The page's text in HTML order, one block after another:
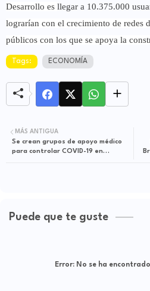
Desarrollo es llegar a 10.375.000
lograrían con el crecimiento de redes
públicos con los que se apoya la
Tags: ECONOMÍA
MÁS ANTIGUA
Se crean grupos de apoyo médico
para controlar COVID-19 en
Puede que te guste
Error:No se ha